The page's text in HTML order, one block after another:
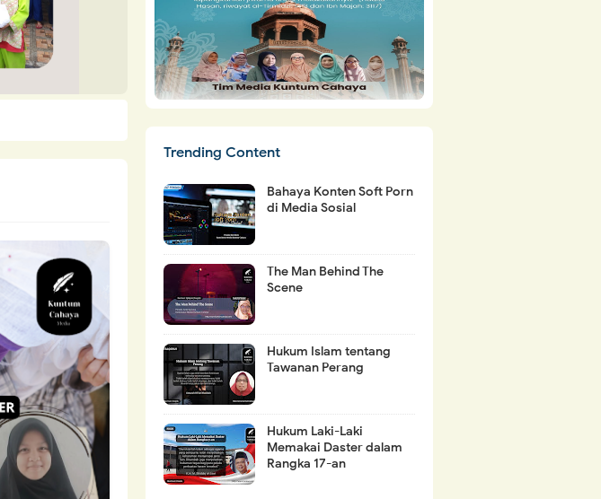
Trending Content
Bahaya Konten Soft Porn
di Media Sosial
The Man Behind The
Scene
Hukum Islam tentang
Tawanan Perang
Hukum Laki-Laki
Memakai Daster dalam
Rangka 17-an